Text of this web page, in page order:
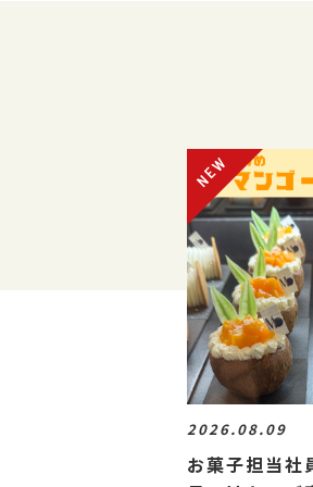
2026.08.09
お菓子担当社